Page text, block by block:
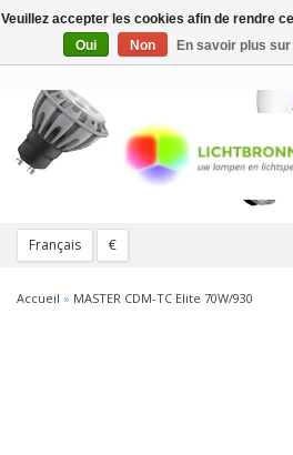
Français €
Toggle
navigation
Accueil » MASTER CDM-TC Elite 70W/930
Veuillez accepter les cookies afin de rendre
Oui
Non En savoir plus